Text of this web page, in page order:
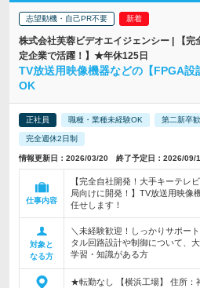
志望動機・自己PR不要
株式会社芙蓉ビデオエイジェンシー | 【
定企業で活躍！】★年休125日
TV放送用映像機器などの【FPGA
OK
正社員 職種・業種未経験OK 第二新卒
完全週休2日制
情報更新日：2026/03/20 終了予定日：2026/09/
仕事内容
【完全自社開発！大手キーテレ
局向けに開発！】TV放送用映像
任せします！
対象と
なる方
＼未経験歓迎！しっかりサポー
タル回路設計や制御について、
学習・知識がある方
★転勤なし 【横浜工場】 住所：